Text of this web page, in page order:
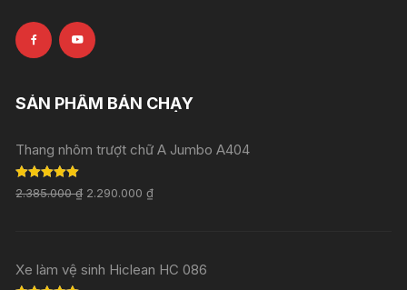
SẢN PHẨM BÁN CHẠY
Thang nhôm trượt chữ A Jumbo A404
Rated 5.00
out of 5
2.385.000₫ 2.290.000₫
Xe làm vệ sinh Hiclean HC 086